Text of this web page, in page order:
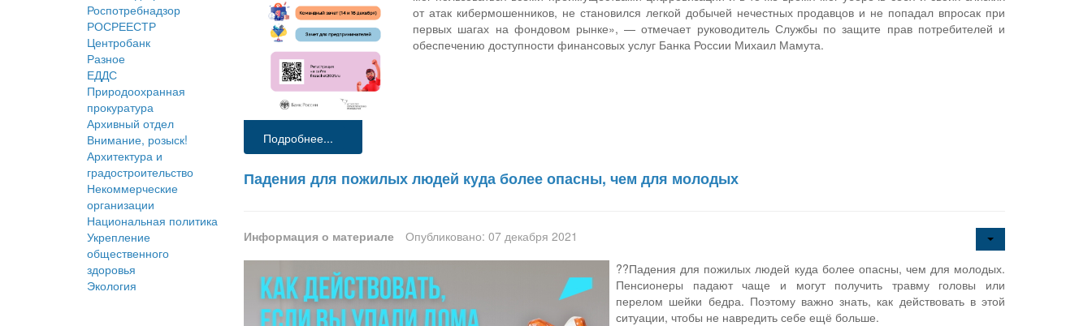
Роспотребнадзор
РОСРЕЕСТР
Центробанк
Разное
ЕДДС
Природоохранная
прокуратура
Архивный отдел
Внимание, розыск!
Архитектура и
градостроительство
Некоммерческие
организации
Национальная политика
Укрепление
общественного
здоровья
Экология
от атак кибермошенников, не становился легкой добычей нечестных продавцов и не попадал впросак при
первых шагах на фондовом рынке», — отмечает руководитель Службы по защите прав потребителей и
обеспечению доступности финансовых услуг Банка России Михаил Мамута.
Подробнее...
Падения для пожилых людей куда более опасны, чем для молодых
Информация о материале
Опубликовано: 07 декабря 2021
??Падения для пожилых людей куда более опасны, чем для молодых.
Пенсионеры падают чаще и могут получить травму головы или
перелом шейки бедра. Поэтому важно знать, как действовать в этой
ситуации, чтобы не навредить себе ещё больше.